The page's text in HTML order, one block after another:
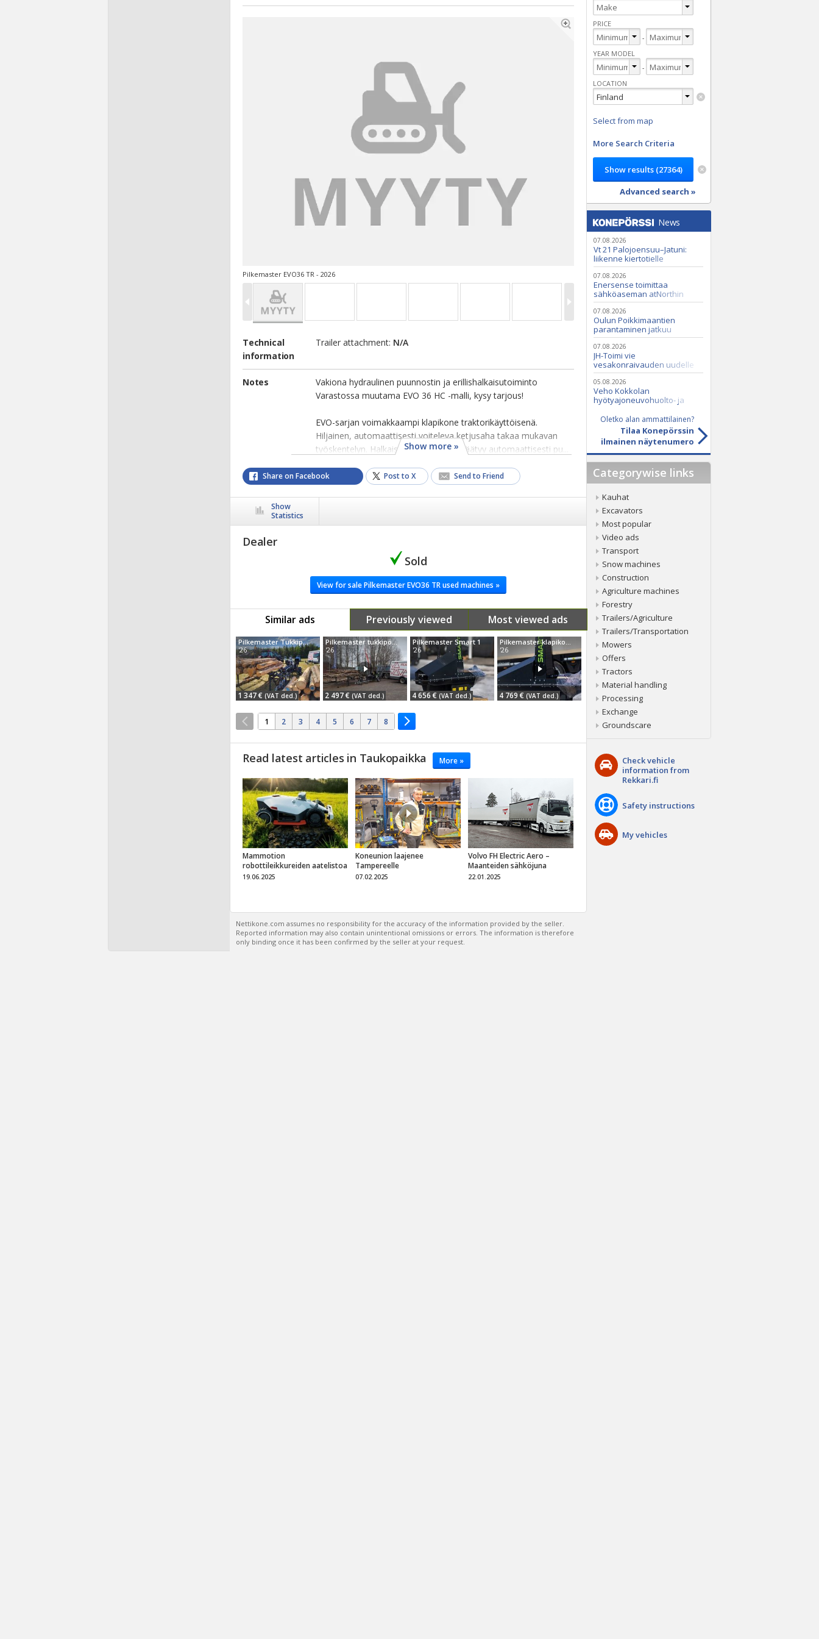
Pilkemaster EVO36 TR - 2026
Technical
information
Trailer attachment: N/A
Notes
Vakiona hydraulinen puunnostin ja erillishalkaisutoiminto
Varastossa muutama EVO 36 HC -malli, kysy tarjous!
EVO-sarjan voimakkaampi klapikone traktorikäyttöisenä.
Hiljainen, automaattisesti voiteleva ketjusaha takaa mukavan
työskentelyn. Halkaisuvoima (2-8 tn) säätyy automaattisesti pu...
Show more »
Share on Facebook Post to X Send to Friend
Show
Statistics
Dealer
Sold
View for sale Pilkemaster EVO36 TR used machines »
Similar ads Previously viewed Most viewed ads
Pilkemaster Tukkipöytä, hinnat alkaen
'26
1 347 € (VAT ded.)
Pilkemaster tukkipöytä hydraulinen 2 kpl heti pihasta
'26
2 497 € (VAT ded.)
Pilkemaster Smart 1
'26
4 656 € (VAT ded.)
Pilkemaster klapikoneet nopeaan toimitukseen, hinnat alkaen
'26
4 769 € (VAT ded.)
1 2 3 4 5 6 7 8
Read latest articles in Taukopaikka More »
Mammotion
robottileikkureiden aatelistoa
19.06.2025
Koneunion laajenee
Tampereelle
07.02.2025
Volvo FH Electric Aero –
Maanteiden sähköjuna
22.01.2025
Nettikone.com assumes no responsibility for the accuracy of the information provided by the seller.
Reported information may also contain unintentional omissions or errors. The information is therefore
only binding once it has been confirmed by the seller at your request.
PRICE
-
YEAR MODEL
-
LOCATION
Select from map
More Search Criteria
Advanced search »
News
07.08.2026
Vt 21 Palojoensuu–Jatuni:
liikenne kiertotielle
Nunasjoen silloilla
07.08.2026
Enersense toimittaa
sähköaseman atNorthin
datakeskukseen
07.08.2026
Oulun Poikkimaantien
parantaminen jatkuu
07.08.2026
JH-Toimi vie
vesakonraivauden uudelle
tasolle Casen ja Seppi-
murskaimen avulla
05.08.2026
Veho Kokkolan
hyötyajoneuvohuolto- ja
Oy:lle lokakuussa
Oletko alan ammattilainen?
Tilaa Konepörssin
ilmainen näytenumero
Categorywise links
Kauhat
Excavators
Most popular
Video ads
Transport
Snow machines
Construction
Agriculture machines
Forestry
Trailers/Agriculture
Trailers/Transportation
Mowers
Offers
Tractors
Material handling
Processing
Exchange
Groundscare
Check vehicle
information from
Rekkari.fi
Safety instructions
My vehicles